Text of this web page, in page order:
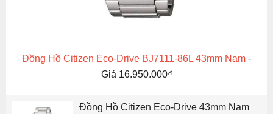
Đồng Hồ Citizen Eco-Drive BJ7111-86L 43mm Nam -
Giá 16.950.000₫
Đồng Hồ Citizen Eco-Drive 43mm Nam